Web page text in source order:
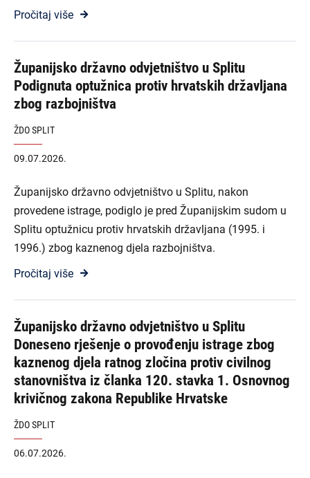
Pročitaj više
Županijsko državno odvjetništvo u Splitu
Podignuta optužnica protiv hrvatskih državljana
zbog razbojništva
ŽDO SPLIT
09.07.2026.
Županijsko državno odvjetništvo u Splitu, nakon
provedene istrage, podiglo je pred Županijskim sudom u
Splitu optužnicu protiv hrvatskih državljana (1995. i
1996.) zbog kaznenog djela razbojništva.
Pročitaj više
Županijsko državno odvjetništvo u Splitu
Doneseno rješenje o provođenju istrage zbog
kaznenog djela ratnog zločina protiv civilnog
stanovništva iz članka 120. stavka 1. Osnovnog
krivičnog zakona Republike Hrvatske
ŽDO SPLIT
06.07.2026.